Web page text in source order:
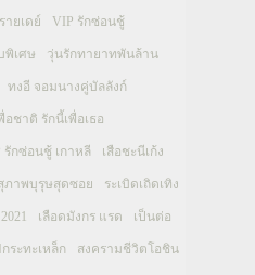
ยเดย์ VIP รักซ่อนชู้
พิเศษ วุ่นรักทายาทพันล้าน
ทงอี จอมนางคู่บัลลังก์
อชาติ รักนี้เพื่อเธอ
รักซ่อนชู้ เกาหลี เสือชะนีเก้ง
ภาพบุรุษสุดซอย ระเบิดเถิดเทิง
เลือดมังกร แรด เป็นต่อ
ระทะเหล็ก สงครามชีวิตโอชิน